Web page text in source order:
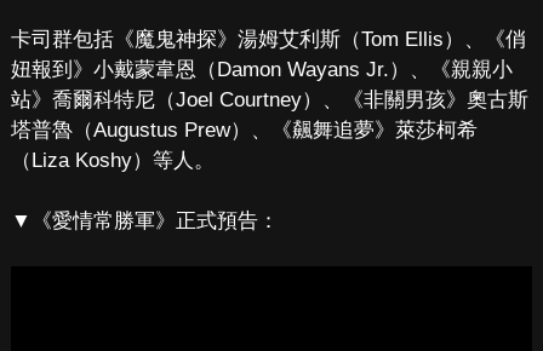
卡司群包括《魔鬼神探》湯姆艾利斯（Tom Ellis）、《俏
妞報到》小戴蒙韋恩（Damon Wayans Jr.）、《親親小
站》喬爾科特尼（Joel Courtney）、《非關男孩》奧古斯
塔普魯（Augustus Prew）、《飆舞追夢》萊莎柯希
（Liza Koshy）等人。
▼《愛情常勝軍》正式預告：